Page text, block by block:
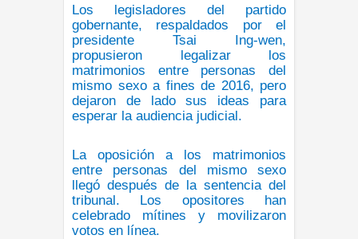
Los legisladores del partido
gobernante, respaldados por el
presidente Tsai Ing-wen,
propusieron legalizar los
matrimonios entre personas del
mismo sexo a fines de 2016, pero
dejaron de lado sus ideas para
esperar la audiencia judicial.
La oposición a los matrimonios
entre personas del mismo sexo
llegó después de la sentencia del
tribunal. Los opositores han
celebrado mítines y movilizaron
votos en línea.